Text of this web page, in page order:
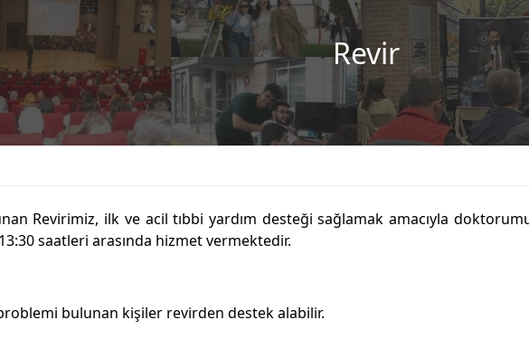
Revir
Revirimiz, ilk ve acil tıbbi yardım desteği sağlamak amacıyla
saatleri arasında hizmet vermektedir.
bulunan kişiler revirden destek alabilir.